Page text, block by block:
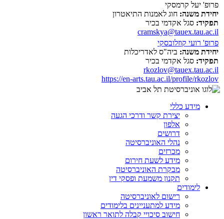
פרופ' יעל קרמסקי
יחידת משנה: חוג לאמנות התיאטרון
תפקיד: סגל אקדמי בכיר
cramskya@tauex.tau.ac.il
פרופ' רועי קוזלובסקי
יחידת משנה: ביה"ס לאדריכלות
תפקיד: סגל אקדמי בכיר
rkozlov@tauex.tau.ac.il
https://en-arts.tau.ac.il/profile/rkozlov
מידע כללי
יצירת קשר ודרכי הגעה
אלפון
דרושים
נהלי האוניברסיטה
מכרזים
מידע לשעת חירום
מבקרת האוניברסיטה
תקנון משמעת ופסקי דין
לימודים
רישום לאוניברסיטה
מידע למתעניינים בלימודים
חישוב סיכויי קבלה לתואר ראשון